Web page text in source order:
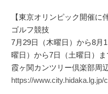
【東京オリンピック開催に
ゴルフ競技
7月29日（木曜日）から8月
曜日）から7日（土曜日）ま
霞ヶ関カンツリー倶楽部周
https://www.city.hidaka.lg.jp/